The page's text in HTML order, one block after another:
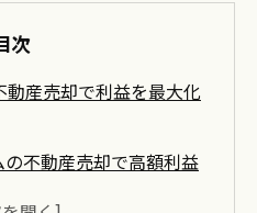
次
産売却で利益を最大化
不動産売却で高額利益